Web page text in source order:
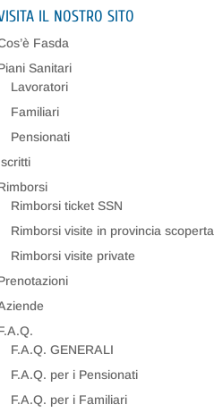
IL NOSTRO SITO
Fasda
Sanitari
Lavoratori
Familiari
Pensionati
Rimborsi ticket SSN
Rimborsi visite in provincia scoperta
Rimborsi visite private
F.A.Q. GENERALI
F.A.Q. per i Pensionati
F.A.Q. per i Familiari